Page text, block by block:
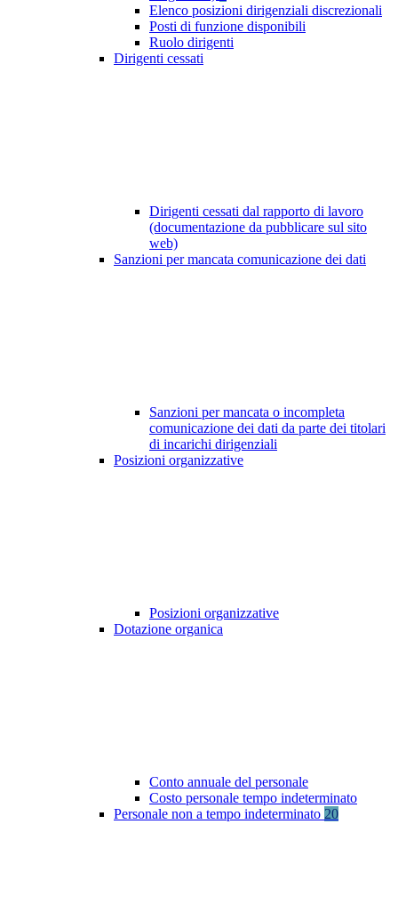
Elenco posizioni dirigenziali discrezionali
Posti di funzione disponibili
Ruolo dirigenti
Dirigenti cessati
Dirigenti cessati dal rapporto di lavoro
(documentazione da pubblicare sul sito
web)
Sanzioni per mancata comunicazione dei dati
Sanzioni per mancata o incompleta
comunicazione dei dati da parte dei titolari
di incarichi dirigenziali
Posizioni organizzative
Posizioni organizzative
Dotazione organica
Conto annuale del personale
Costo personale tempo indeterminato
Personale non a tempo indeterminato 20